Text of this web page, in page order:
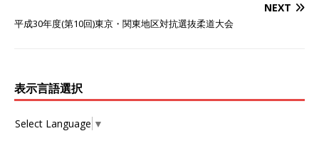
NEXT
平成30年度(第10回)東京・関東地区対抗選抜柔道大会
表示言語選択
Select Language ▼